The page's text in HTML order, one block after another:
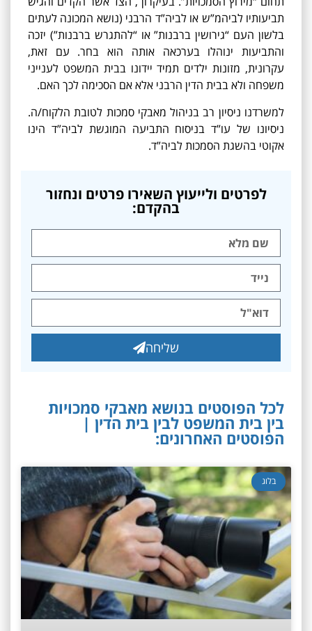
תביעותיו לביהמ”ש או לביה”ד הרבני (נושא המכונה לעתים
בלשון העם “גירושין ברבנות” או “להתגרש ברבנות”) יזכה
והתביעות ינוהלו בערכאה אותה הוא בחר. עם זאת,
עקרונית, מזונות ילדים תמיד יידונו בבית המשפט לענייני
משפחה ולא בבית הדין הרבני אלא אם הסכימה לכך האם.
למשרדנו ניסיון רב בניהול מאבקי סמכות לטובת הלקוח/ה.
ניסיונו של עו”ד בניסוח התביעה המוגשת לביה”ד הינו
אקוטי בהשגת הסמכות לביה”ד.
לפרטים ולייעוץ השאירו פרטים ונחזור
בהקדם:
שליחה
לכל הפוסטים בנושא מאבקי סמכויות
בין בית המשפט לבין בית הדין |
הפוסטים האחרונים:
בלוג